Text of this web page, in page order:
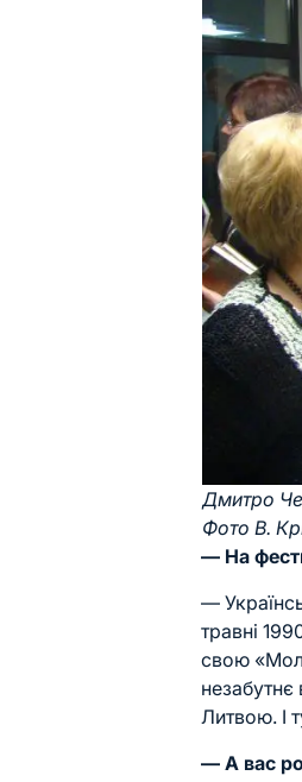
Дмитро
Фото В.
— На
—
травні
свою
Литвою. І
— А вас